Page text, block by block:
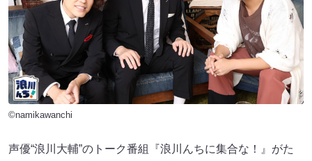
©namikawanchi
声優“浪川大輔”のトーク番組『浪川んちに集合な！』がた